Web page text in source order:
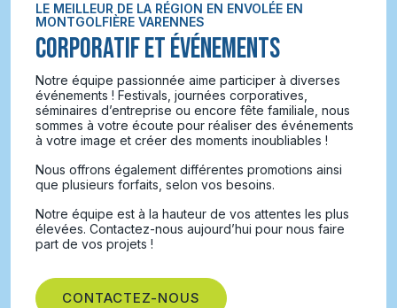
LE MEILLEUR DE LA RÉGION EN ENVOLÉE EN
MONTGOLFIÈRE VARENNES
CORPORATIF ET ÉVÉNEMENTS
Notre équipe passionnée aime participer à diverses
événements ! Festivals, journées corporatives,
séminaires d’entreprise ou encore fête familiale, nous
sommes à votre écoute pour réaliser des événements
à votre image et créer des moments inoubliables !
Nous offrons également différentes promotions ainsi
que plusieurs forfaits, selon vos besoins.
Notre équipe est à la hauteur de vos attentes les plus
élevées. Contactez-nous aujourd’hui pour nous faire
part de vos projets !
CONTACTEZ-NOUS